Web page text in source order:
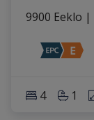
9900 Eeklo |
4 1